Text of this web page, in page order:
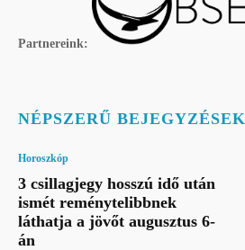
Partnereink:
NÉPSZERŰ BEJEGYZÉSEK
Horoszkóp
3 csillagjegy hosszú idő után
ismét reménytelibbnek
láthatja a jövőt augusztus 6-
án